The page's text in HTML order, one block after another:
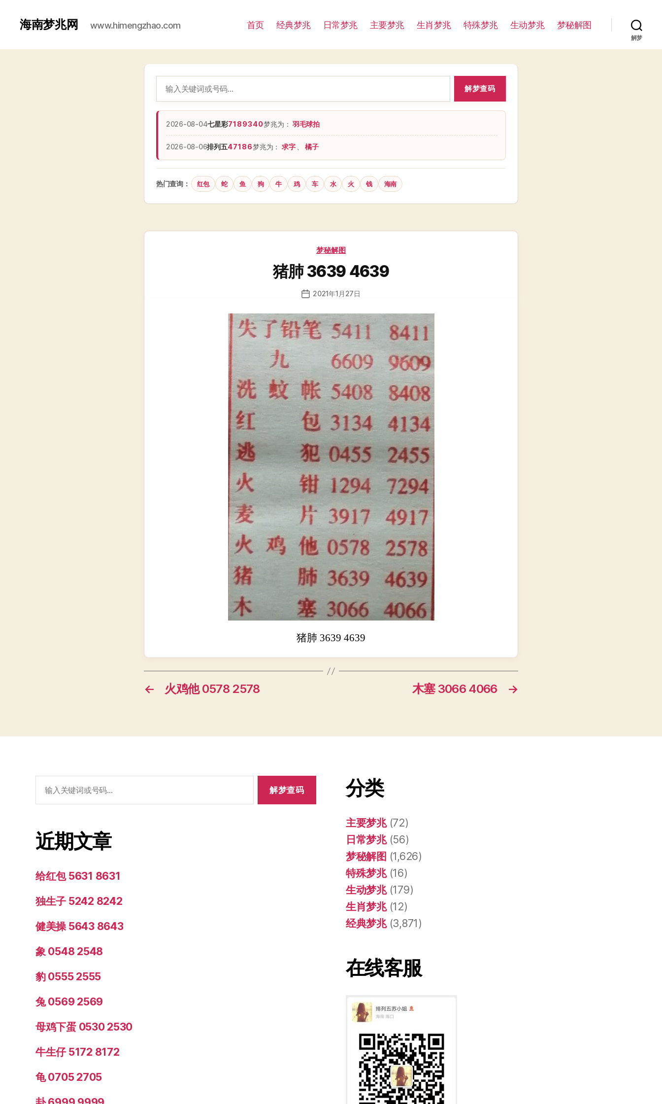
海南梦兆网 www.himengzhao.com 首页 经典梦兆 日常梦兆 主要梦兆 生肖梦兆 特殊梦兆 生动梦兆 梦秘解图
解梦
解梦查码
2026-08-04七星彩7189340梦兆为：羽毛球拍
2026-08-06排列五47186梦兆为： 求字 橘子
热门查询： 红包 蛇 鱼 狗 牛 鸡 车 水 火 钱 海南
分
梦秘解图
猪肺 3639 4639
发
日
期
2021年1月27日
猪肺 3639 4639
← 火鸡他 0578 2578 →
木塞 3066 4066
索：
近期文章
给红包 5631 8631
独生子 5242 8242
健美操 5643 8643
象 0548 2548
豹 0555 2555
兔 0569 2569
母鸡下蛋 0530 2530
牛生仔 5172 8172
龟 0705 2705
分类
主要梦兆(72)
日常梦兆(56)
梦秘解图 (1,626)
特殊梦兆(16)
生动梦兆(179)
生肖梦兆(12)
经典梦兆(3,871)
在线客服